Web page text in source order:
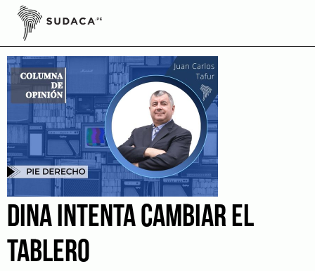
Skip
contentelecciones 2026
DINA INTENTA CAMBIAR EL
TABLERO